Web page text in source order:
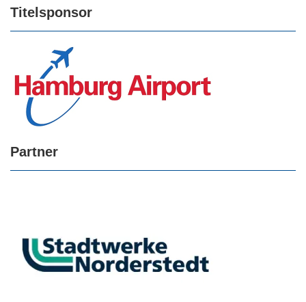
Titelsponsor
Partner